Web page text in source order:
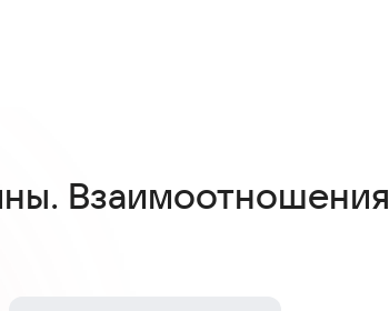
Взаимоотношения